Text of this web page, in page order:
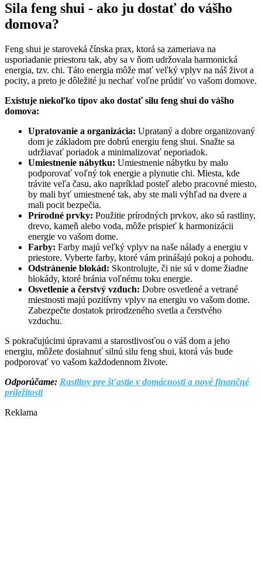
Sila feng shui - ako ju dostať do vášho
domova?
Feng shui je staroveká čínska prax, ktorá sa zameriava na
usporiadanie priestoru tak, aby sa v ňom udržovala harmonická
energia, tzv. chi. Táto energia môže mať veľký vplyv na náš život a
pocity, a preto je dôležité ju nechať voľne prúdiť vo vašom domove.
Existuje niekoľko tipov ako dostať silu feng shui do vášho
domova:
Upratovanie a organizácia: Uprataný a dobre organizovaný
dom je základom pre dobrú energiu feng shui. Snažte sa
udržiavať poriadok a minimalizovať neporiadok.
Umiestnenie nábytku: Umiestnenie nábytku by malo
podporovať voľný tok energie a plynutie chi. Miesta, kde
trávite veľa času, ako napríklad posteľ alebo pracovné miesto,
by mali byť umiestnené tak, aby ste mali výhľad na dvere a
mali pocit bezpečia.
Prírodné prvky: Použitie prírodných prvkov, ako sú rastliny,
drevo, kameň alebo voda, môže prispieť k harmonizácii
energie vo vašom dome.
Farby: Farby majú veľký vplyv na naše nálady a energiu v
priestore. Vyberte farby, ktoré vám prinášajú pokoj a pohodu.
Odstránenie blokád: Skontrolujte, či nie sú v dome žiadne
blokády, ktoré bránia voľnému toku energie.
Osvetlenie a čerstvý vzduch: Dobre osvetlené a vetrané
miestnosti majú pozitívny vplyv na energiu vo vašom dome.
Zabezpečte dostatok prirodzeného svetla a čerstvého
vzduchu.
S pokračujúcimi úpravami a starostlivosťou o váš dom a jeho
energiu, môžete dosiahnuť silnú silu feng shui, ktorá vás bude
podporovať vo vašom každodennom živote.
Odporúčame: Rastliny pre šťastie v domácnosti a nové finančné
príležitosti
Reklama